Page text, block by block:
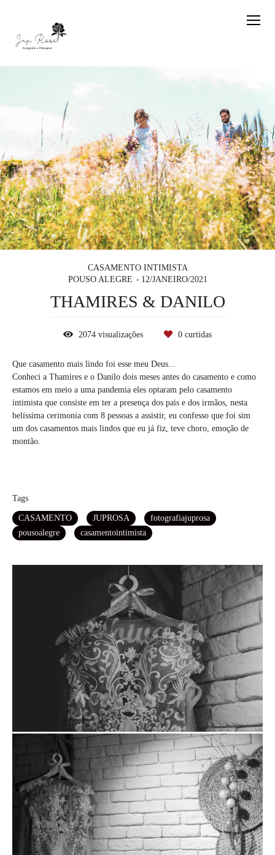
CASAMENTO INTIMISTA
POUSO ALEGRE
12/JANEIRO/2021
THAMIRES & DANILO
2074 visualizações 0 curtidas
Que casamento mais lindo foi esse meu Deus...
Conheci a Thamires e o Danilo dois meses antes do casamento e como
estamos em meio a uma pandemia eles optaram pelo casamento
intimista que consiste em ter a presença dos pais e dos irmãos, nesta
belíssima cerimonia com 8 pessoas a assistir, eu confesso que foi sim
um dos casamentos mais lindos que eu já fiz, teve choro, emoção de
montão.
Tags
CASAMENTO JUPROSA
fotografiajuprosa
pousoalegre
casamentointimista